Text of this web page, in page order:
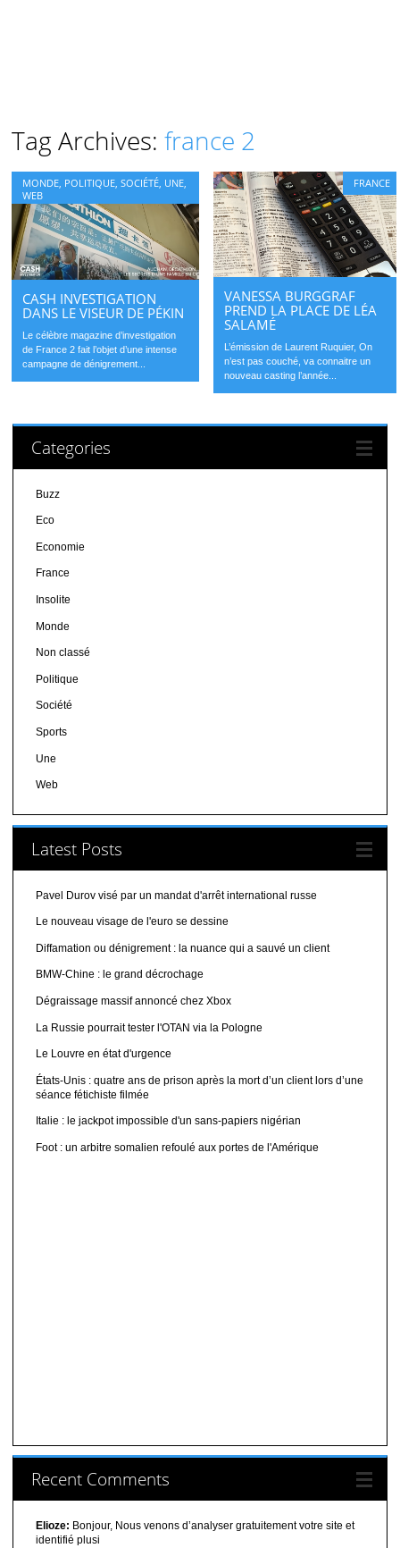
Tag Archives:france 2
MONDE POLITIQUE ,SOCIÉTÉ UNE
WEB
CASH INVESTIGATION
DANS LE VISEUR DE PÉKIN
Le célèbre magazine d’investigation
de France 2 fait l’objet d’une intense
campagne de dénigrement...
FRANCE
VANESSA BURGGRAF
PREND LA PLACE DE LÉA
SALAMÉ
L’émission de Laurent Ruquier, On
n’est pas couché, va connaitre un
nouveau casting l’année...
Categories
Buzz
Eco
Economie
France
Insolite
Monde
Non classé
Politique
Société
Sports
Une
Web
Latest Posts
Pavel Durov visé par un mandat d'arrêt international russe
Le nouveau visage de l'euro se dessine
Diffamation ou dénigrement : la nuance qui a sauvé un client
BMW-Chine : le grand décrochage
Dégraissage massif annoncé chez Xbox
La Russie pourrait tester l'OTAN via la Pologne
Le Louvre en état d'urgence
États-Unis : quatre ans de prison après la mort d’un client lors d’une
séance fétichiste filmée
Italie : le jackpot impossible d'un sans-papiers nigérian
Foot : un arbitre somalien refoulé aux portes de l'Amérique
Recent Comments
Elioze: Bonjour, Nous venons d’analyser gratuitement votre site et
identifié plusi